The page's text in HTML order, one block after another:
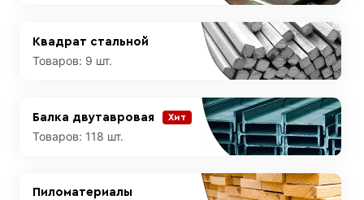
Квадрат стальной
Товаров: 9 шт.
Балка двутавровая Хит
Товаров: 118 шт.
Пиломатериалы